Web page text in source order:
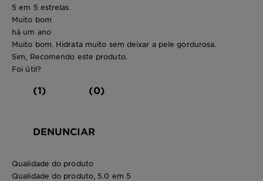
5 em 5 estrelas.
Muito bom
há um ano
Muito bom. Hidrata muito sem deixar a pele gordurosa.
Sim, Recomendo este produto.
Foi útil?
(1) (0)
DENUNCIAR
Qualidade do produto
Qualidade do produto, 5.0 em 5